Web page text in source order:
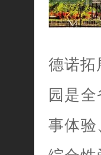
德诺拓
园是
事体验